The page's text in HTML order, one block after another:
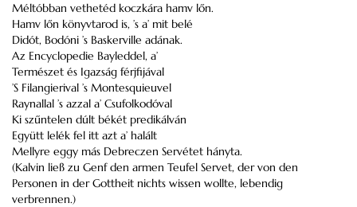
Méltóbban vethetéd koczkára hamv lőn.
Hamv lőn könyvtarod is, ’s a’ mit belé
Didót, Bodóni ’s Baskerville adának.
Az Encyclopedie Bayleddel, a’
Természet és Igazság férjfijával
’S Filangierival ’s Montesquieuvel
Raynallal ’s azzal a’ Csufolkodóval
Ki szűntelen dúlt békét predikálván
Együtt lelék fel itt azt a’ halált
Mellyre eggy más Debreczen Servétet hányta.
(Kalvin ließ zu Genf den armen Teufel Servet, der von den
Personen in der Gottheit nichts wissen wollte, lebendig
verbrennen.)